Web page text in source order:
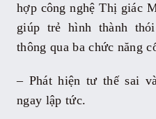
hợp công nghệ Thị giác
giúp trẻ hình thành
thông qua ba chức năng
– Phát hiện tư thế sai
ngay lập tức.